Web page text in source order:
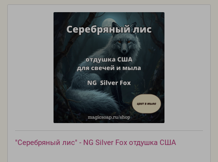
"Серебряный лис" - NG Silver Fox отдушка США